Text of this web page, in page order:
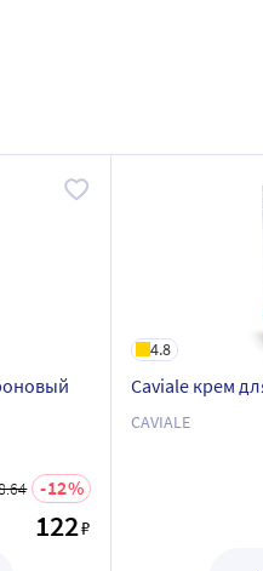
12
122₽
4.8
Caviale крем
CAVIALE